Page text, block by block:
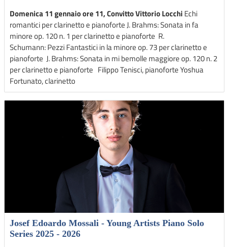
Domenica 11 gennaio ore 11, Convitto Vittorio Locchi Echi
romantici per clarinetto e pianoforte J. Brahms: Sonata in fa
minore op. 120 n. 1 per clarinetto e pianoforte R.
Schumann: Pezzi Fantastici in la minore op. 73 per clarinetto e
pianoforte J. Brahms: Sonata in mi bemolle maggiore op. 120 n. 2
per clarinetto e pianoforte Filippo Tenisci, pianoforte Yoshua
Fortunato, clarinetto
Josef Edoardo Mossali - Young Artists Piano Solo
Series 2025 - 2026